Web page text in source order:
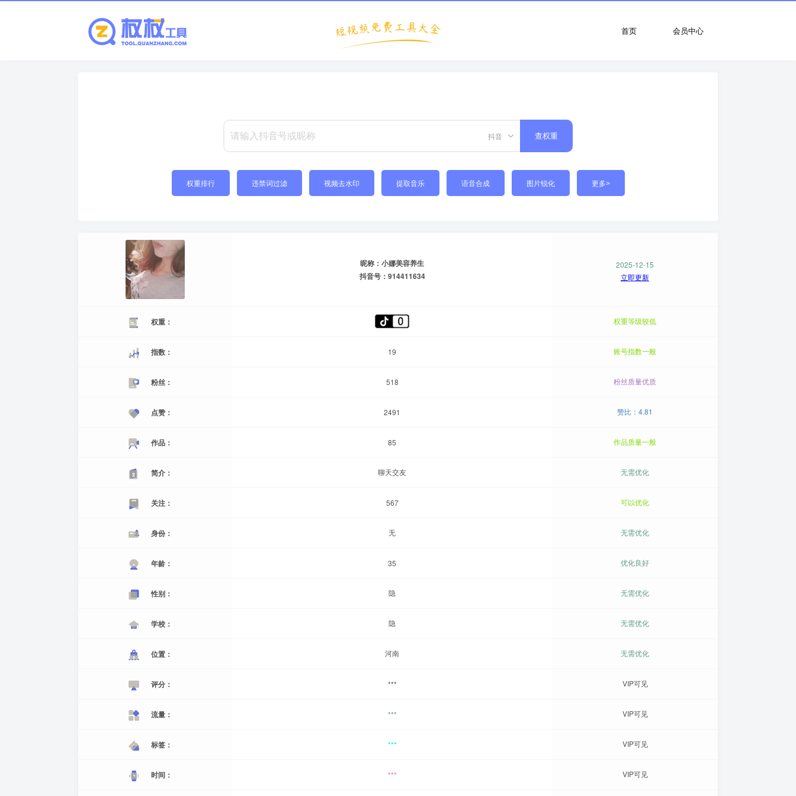
会员中心
首页
抖音 查权重
权重排行 违禁词过滤 视频去水印 提取音乐 语音合成 图片锐化 更多>
昵称：小娜美容养生
抖音号：914411634
2025-12-15
立即更新
权重： 权重等级较低
指数： 19 账号指数一般
粉丝： 518 粉丝质量优质
点赞： 2491 赞比：4.81
作品： 85 作品质量一般
简介： 聊天交友 无需优化
关注： 567 可以优化
身份： 无 无需优化
年龄： 35 优化良好
性别： 隐 无需优化
学校： 隐 无需优化
位置： 河南 无需优化
评分： *** VIP可见
流量： *** VIP可见
标签： *** VIP可见
时间： *** VIP可见